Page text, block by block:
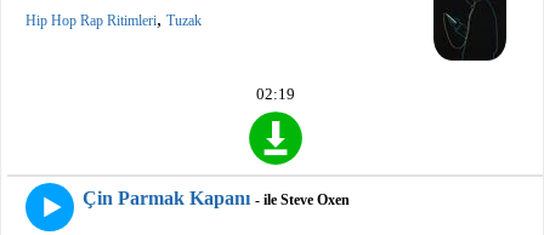
Hip Hop Rap Ritimleri, Tuzak
02:19
Çin Parmak Kapanı - ile Steve Oxen